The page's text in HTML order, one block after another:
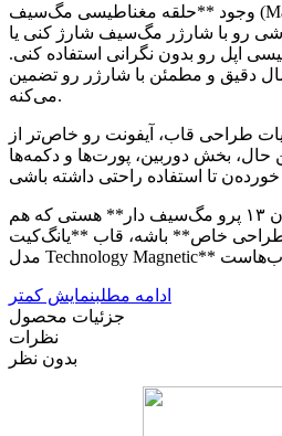
وجود **حلقه مغناطیسی مگ‌سیف (MagSafe)** در پشت قاب
رو با شارژر مگ‌سیف شارژ کنی یا
اپل رو بدون نگرانی استفاده کنی.
دقیق و مطمئن با شارژر رو تضمین
می‌کنه.
طراحی قاب، آیفونت رو خاص‌تر از
بخش دوربین، پورت‌ها و دکمه‌ها
اگر به دنبال **قاب آیفون ۱۳ پرو مگ‌سیف دار** هستی که هم
طراحی خاص** باشه، قاب **یانگ‌کیت
ادامه مطلبنمایش کمتر
جزئیات محصول
نظرات
بدون نظر